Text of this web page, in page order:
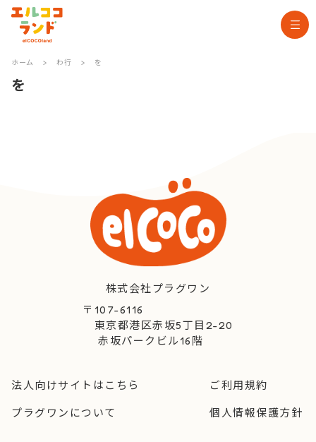
ホーム > わ行 > を
を
株式会社プラグワン
〒107-6116
東京都港区赤坂5丁目2-20
赤坂パークビル16階
法人向けサイトはこちら ご利用規約
プラグワンについて 個人情報保護方針